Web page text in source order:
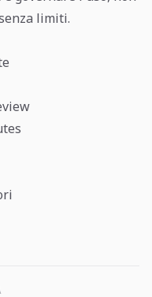
limiti.